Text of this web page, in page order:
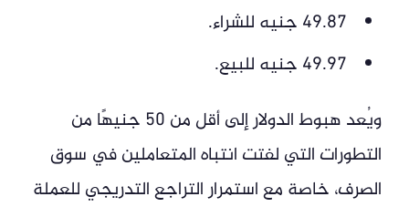
49.87 جنيه للشراء.
49.97 جنيه للبيع.
ويُعد هبوط الدولار إلى أقل من 50 جنيهًا من
التطورات التي لفتت انتباه المتعاملين في سوق
الصرف، خاصة مع استمرار التراجع التدريجي للعملة